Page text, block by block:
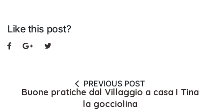
Like this post?
PREVIOUS POST
Buone pratiche dal Villaggio a casa I Tina
la gocciolina